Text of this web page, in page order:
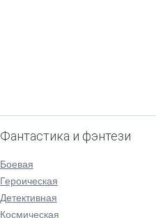
Фантастика и фэнтези
Боевая
Героическая
Детективная
Космическая